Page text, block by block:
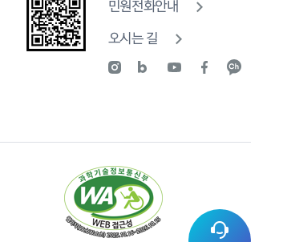
민원전화안내
오시는 길